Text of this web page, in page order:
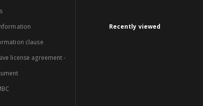
clause
license agreement -
Recently viewed